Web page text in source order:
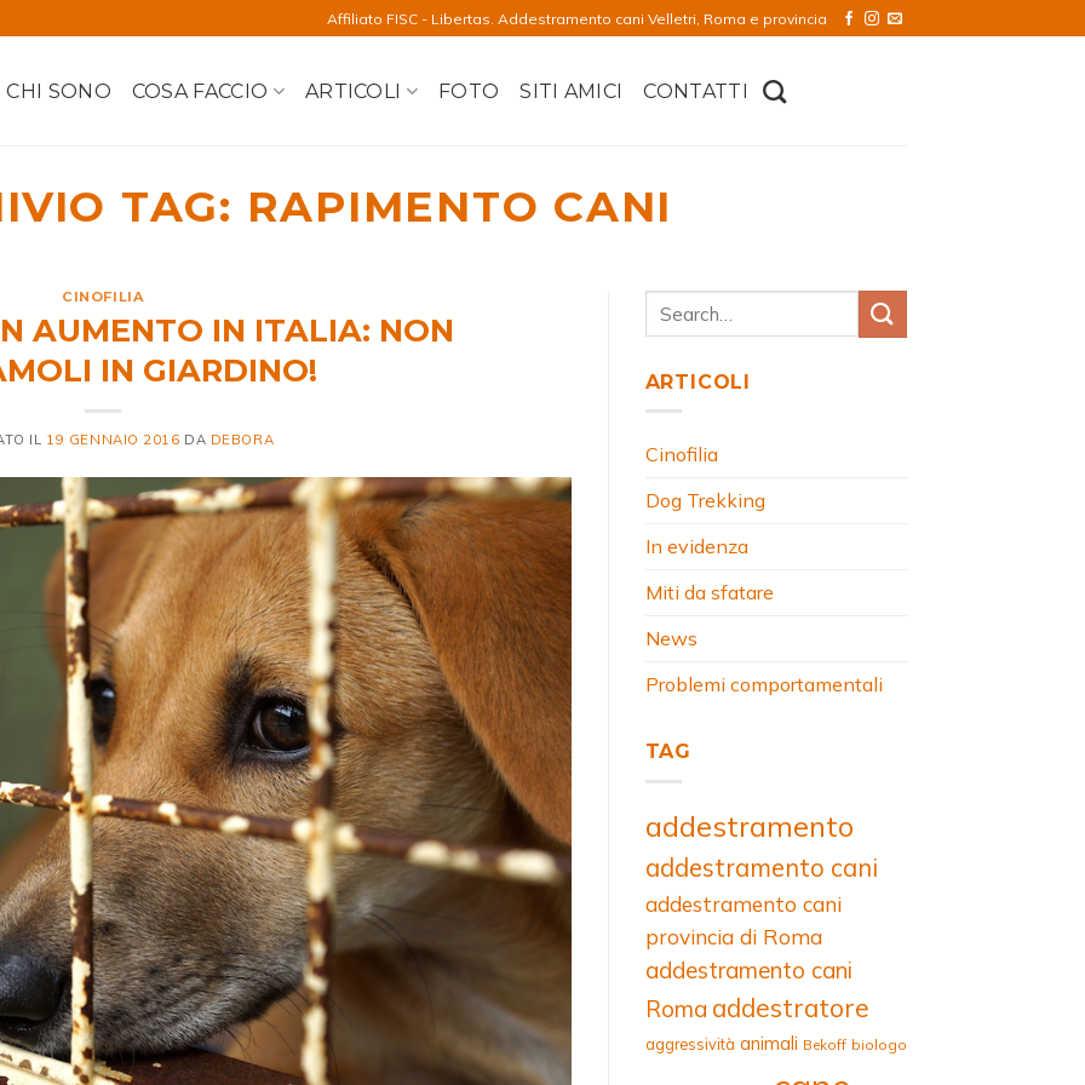
Affiliato FISC - Libertas. Addestramento cani Velletri, Roma e provincia
CHI SONO COSA FACCIO ARTICOLI FOTO SITI AMICI CONTATTI
TAG: RAPIMENTO CANI
CINOFILIA
AUMENTO IN ITALIA: NON
IN GIARDINO!
IL 19 GENNAIO 2016 DA DEBORA
ARTICOLI
Cinofilia
Dog Trekking
In evidenza
Miti da sfatare
News
Problemi comportamentali
TAG
addestramento
addestramento cani
addestramento cani
provincia di Roma
addestramento cani
Roma addestratore
aggressività animali Bekoff biologo